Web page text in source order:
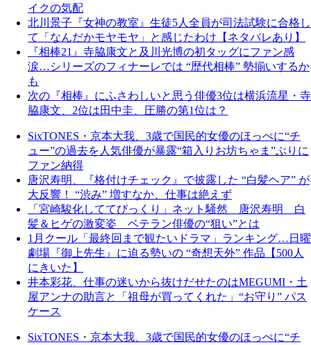
イクの気配
北川景子『女神の教室』生徒5人全員が司法試験に合格し
て「なんだかモヤモヤ」と感じたわけ【ネタバレあり】
『相棒21』寺脇康文と及川光博の初タッグにファン感
涙…シリーズのフィナーレでは “歴代相棒” 勢揃いするか
も
次の『相棒』にふさわしいと思う俳優3位は横浜流星・寺
脇康文、2位は田中圭、圧勝の第1位は？
SixTONES・京本大我、3歳で国民的女優のほっぺに“チ
ュー”の過去を人気俳優が暴露“箱入りお坊ちゃま”ぶりに
ファン納得
唐沢寿明、『格付けチェック』で披露した “白髪ヘア” が
大反響！ “渋み” 増すなか、仕事は絶えず
「宮崎駿化しててびっくり」ネット騒然 唐沢寿明 白
髪＆ヒゲの激変姿 ベテラン俳優の“狙い”とは
1月クール「最終回まで観たいドラマ」ランキング…日曜
劇場『御上先生』に迫る勢いの “奇想天外” 作品【500人
にきいた】
井本彩花、仕事の迷いから抜けだせたのはMEGUMI・土
屋アンナの助言と「祖母が買ってくれた」“お守り” パス
ケース
SixTONES・京本大我、3歳で国民的女優のほっぺに“チ